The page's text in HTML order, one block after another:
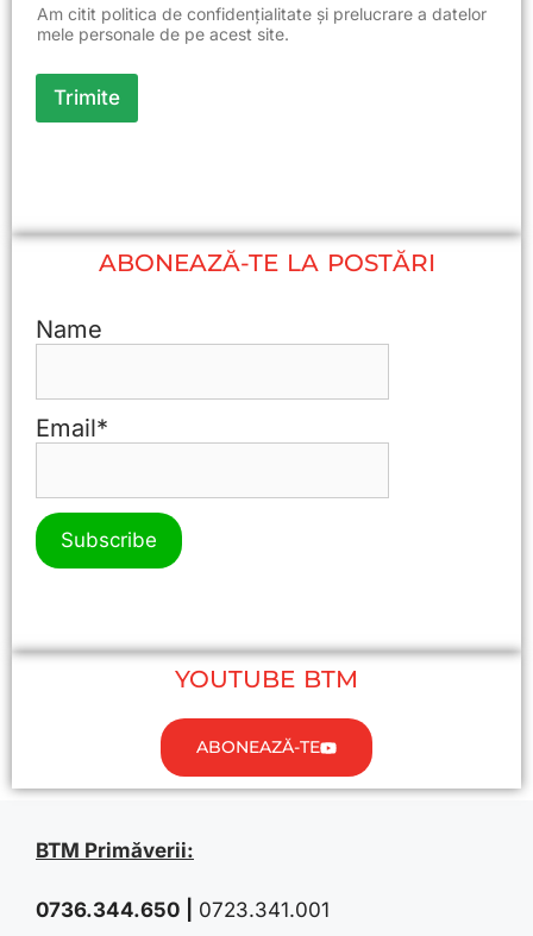
r
e
n
Am citit politica de confidențialitate și prelucrare a datelor
mele personale de pe acest site.
Trimite
ABONEAZĂ-TE LA POSTĂRI
Name
Email*
YOUTUBE BTM
ABONEAZĂ-TE
BTM Primăverii:
0736.344.650 0723.341.001